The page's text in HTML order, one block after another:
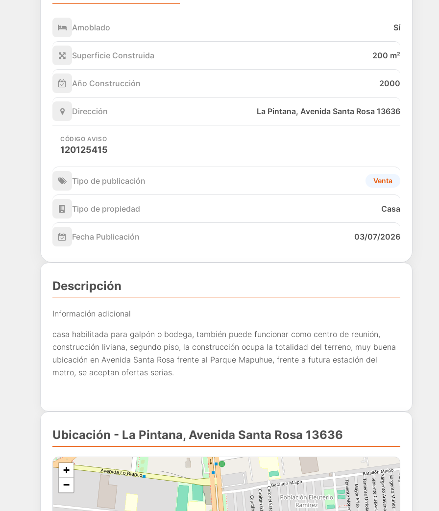
Amoblado Sí
Superficie Construida 200 m²
Año Construcción 2000
Dirección La Pintana, Avenida Santa Rosa 13636
CÓDIGO AVISO
120125415
Tipo de publicación Venta
Tipo de propiedad Casa
Fecha Publicación 03/07/2026
Descripción
Información adicional
casa habilitada para galpón o bodega, también puede funcionar como centro de reunión,
construcción liviana, segundo piso, la construcción ocupa la totalidad del terreno, muy buena
ubicación en Avenida Santa Rosa frente al Parque Mapuhue, frente a futura estación del
metro, se aceptan ofertas serias.
Ubicación - La Pintana, Avenida Santa Rosa 13636
+
−